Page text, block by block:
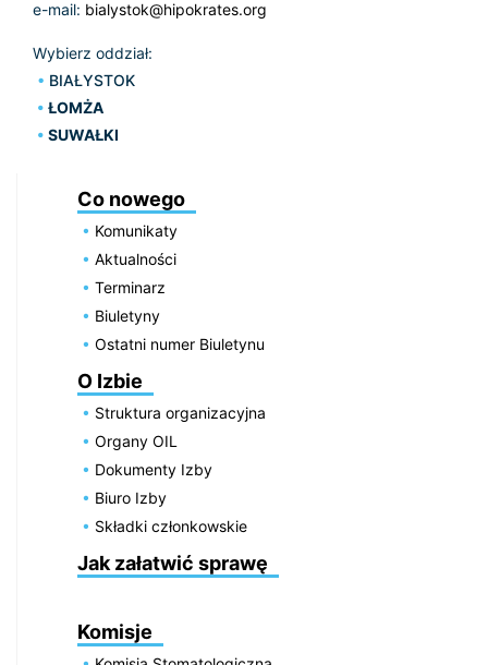
e-mail: bialystok@hipokrates.org
Wybierz oddział:
BIAŁYSTOK
ŁOMŻA
SUWAŁKI
Co nowego
Komunikaty
Aktualności
Terminarz
Biuletyny
Ostatni numer Biuletynu
O Izbie
Struktura organizacyjna
Organy OIL
Dokumenty Izby
Biuro Izby
Składki członkowskie
Jak załatwić sprawę
Komisje